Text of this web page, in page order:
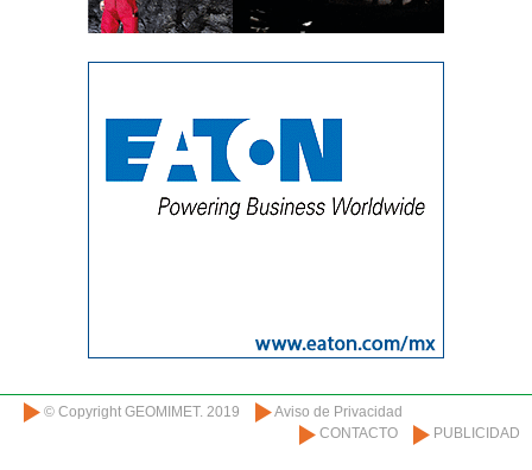
© Copyright GEOMIMET. 2019
Aviso de Privacidad
CONTACTO
PUBLICIDAD